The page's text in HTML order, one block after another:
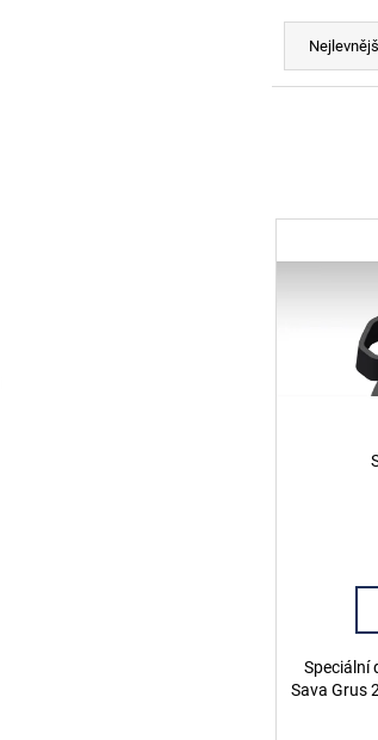
Ř
z
o
V
Speciální
Sava Grus